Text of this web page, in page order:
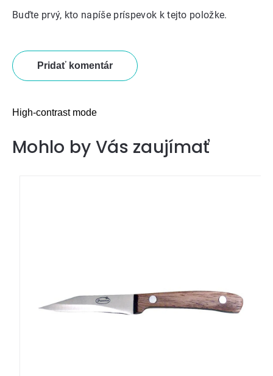
Buďte prvý, kto napíše príspevok k tejto položke.
Pridať komentár
High-contrast mode
Mohlo by Vás zaujímať